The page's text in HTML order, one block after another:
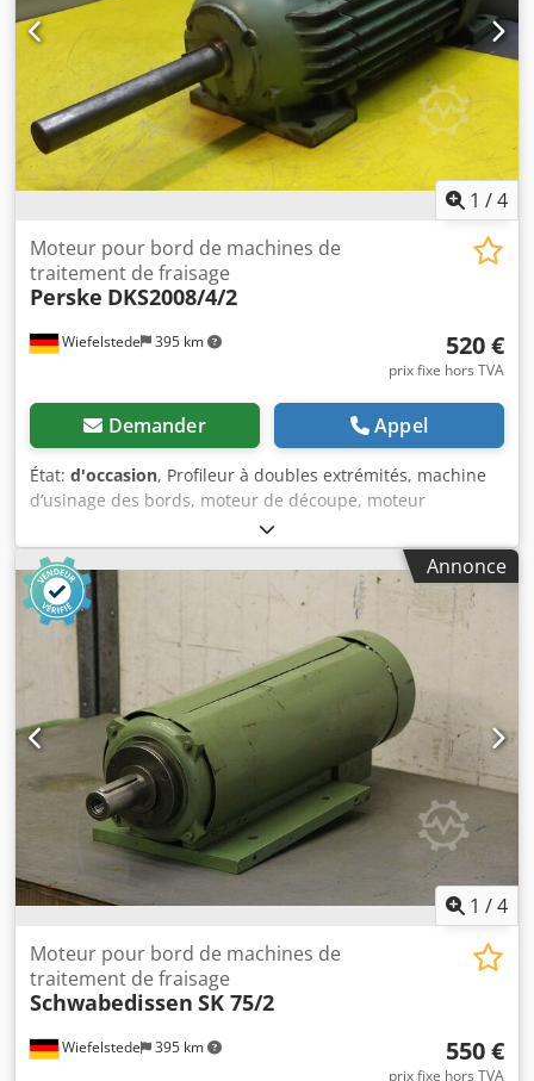
1 /4
Wiefelstede 395 km
Moteur pour bord de machines de
traitement de fraisage
Perske DKS2008/4/2
520 €
prix fixe hors TVA
Demander Appel
État: d'occasion, Profileur à doubles extrémités, machine
d’usinage des bords, moteur de découpe, moteur
d’enlèvement de matière, moteur de broche, moteur de
fraisage Dkedjcmyg Dopfx Akgor -Moteur : 2,4/3,3 kW, 1
720/3 420 tr/min à 50 Hz -Diamètre de l’arbre : 30 mm -Prix
: par pièce -Quantité : 1 disponible -Dimensions :
660/290/H185 mm -Poids : 61 kg
Annonce
1 /4
Wiefelstede 395 km
Moteur pour bord de machines de
traitement de fraisage
Schwabedissen SK 75/2
550 €
prix fixe hors TVA